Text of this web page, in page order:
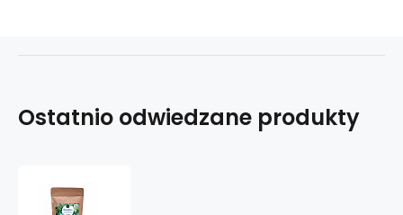
Ostatnio odwiedzane produkty